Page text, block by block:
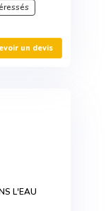
un devis
L'EAU